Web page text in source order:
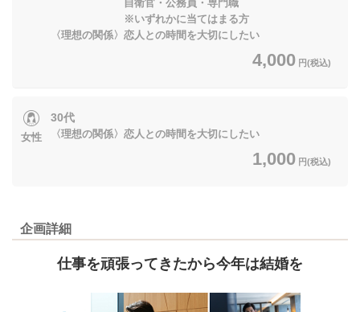
自衛官・公務員・専門職
※いずれかに当てはまる方
〈理想の関係〉恋人との時間を大切にしたい
4,000 円(税込)
女性
30代
〈理想の関係〉恋人との時間を大切にしたい
1,000 円(税込)
企画詳細
仕事を頑張ってきたから今年は結婚を